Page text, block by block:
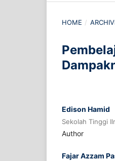
HOME /
Edison Hamid
Sekolah Tinggi
Author
Fajar Azzam